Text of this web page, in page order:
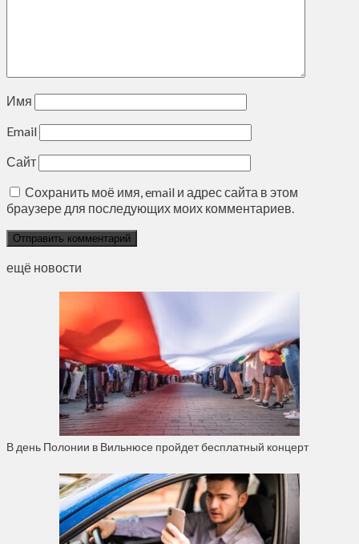
Имя
Email
Сайт
Сохранить моё имя, email и адрес сайта в этом
браузере для последующих моих комментариев.
ещё новости
В день Полонии в Вильнюсе пройдет бесплатный концерт